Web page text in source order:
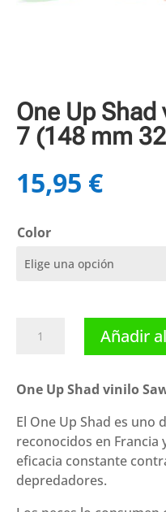
One Up
7 (148 mm
15,95 €
Color
vinilo
7
(148
mm
32
Añadir
One Up Shad vinilo
El One Up Shad es uno
reconocidos en Francia
eficacia constante
depredadores.